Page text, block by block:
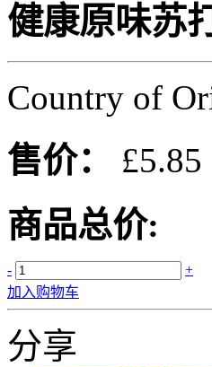
健康原味苏
Country of
售价：
£5.85
商品总价:
-
+
加入购物车
分享